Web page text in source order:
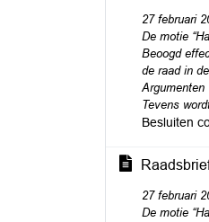
27 februari
De motie
Beoogd
de raad in
Argumenten
Tevens
Besluiten
27 februari
De motie